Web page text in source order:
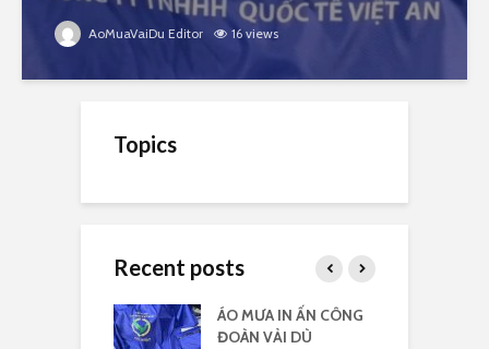
AoMuaVaiDu Editor 16 views
Topics
Recent posts
ÁO MƯA IN ẤN CÔNG
ĐOÀN VẢI DÙ